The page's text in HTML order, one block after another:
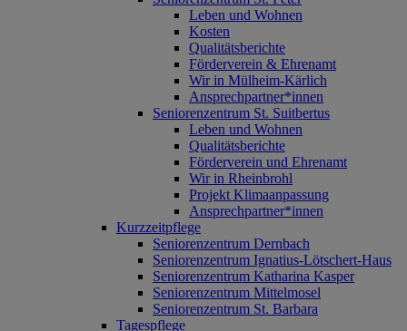
Leben und Wohnen
Kosten
Qualitätsberichte
Förderverein & Ehrenamt
Wir in Mülheim-Kärlich
Ansprechpartner*innen
Seniorenzentrum St. Suitbertus
Leben und Wohnen
Qualitätsberichte
Förderverein und Ehrenamt
Wir in Rheinbrohl
Projekt Klimaanpassung
Ansprechpartner*innen
Kurzzeitpflege
Seniorenzentrum Dernbach
Seniorenzentrum Ignatius-Lötschert-Haus
Seniorenzentrum Katharina Kasper
Seniorenzentrum Mittelmosel
Seniorenzentrum St. Barbara
Tagespflege